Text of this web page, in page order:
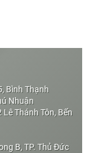
Bình Thạnh
Nhuận
Lê Thánh Tôn, Bến
B, TP. Thủ Đức